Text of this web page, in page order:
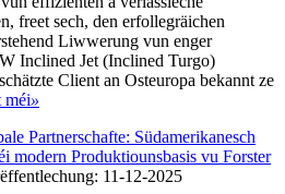
freet sech, den erfollegräichen
Liwwerung vun enger
Inclined Jet (Inclined Turgo)
Client an Osteuropa bekannt ze
méi»
Partnerschafte: Südamerikanesch
modern Produktiounsbasis vu Forster
11-12-2025